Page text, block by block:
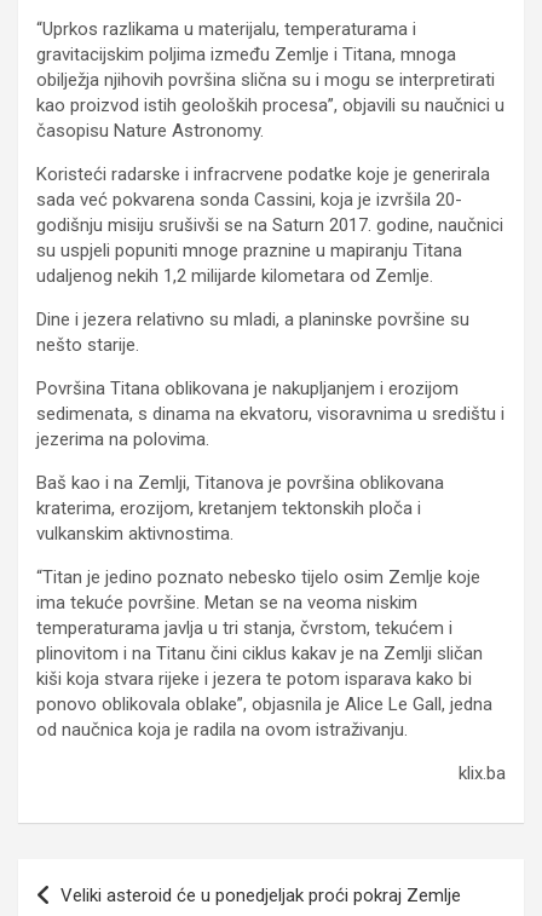
“Uprkos razlikama u materijalu, temperaturama i
gravitacijskim poljima između Zemlje i Titana, mnoga
obilježja njihovih površina slična su i mogu se interpretirati
kao proizvod istih geoloških procesa”, objavili su naučnici u
časopisu Nature Astronomy.
Koristeći radarske i infracrvene podatke koje je generirala
sada već pokvarena sonda Cassini, koja je izvršila 20-
godišnju misiju srušivši se na Saturn 2017. godine, naučnici
su uspjeli popuniti mnoge praznine u mapiranju Titana
udaljenog nekih 1,2 milijarde kilometara od Zemlje.
Dine i jezera relativno su mladi, a planinske površine su
nešto starije.
Površina Titana oblikovana je nakupljanjem i erozijom
sedimenata, s dinama na ekvatoru, visoravnima u središtu i
jezerima na polovima.
Baš kao i na Zemlji, Titanova je površina oblikovana
kraterima, erozijom, kretanjem tektonskih ploča i
vulkanskim aktivnostima.
“Titan je jedino poznato nebesko tijelo osim Zemlje koje
ima tekuće površine. Metan se na veoma niskim
temperaturama javlja u tri stanja, čvrstom, tekućem i
plinovitom i na Titanu čini ciklus kakav je na Zemlji sličan
kiši koja stvara rijeke i jezera te potom isparava kako bi
ponovo oblikovala oblake”, objasnila je Alice Le Gall, jedna
od naučnica koja je radila na ovom istraživanju.
klix.ba
Navigacija
Veliki asteroid će u ponedjeljak proći pokraj Zemlje